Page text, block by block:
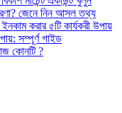
জেনে নিন আসল তথ্য
করার ৫টি কার্যকরী উপায়
সম্পূর্ণ গাইড
কোনটি ?